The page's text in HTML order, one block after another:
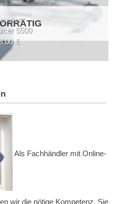
Auf die
5500
€
Als Fachhändler mit Online-
wir die nötige Kompetenz, Sie